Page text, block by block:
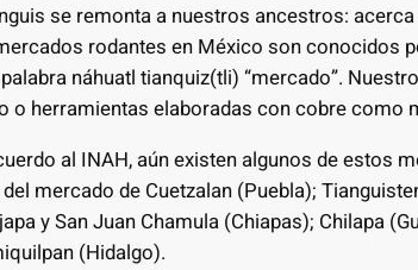
se remonta a nuestros ancestros:
rodantes en México son conocidos
náhuatl tianquiz(tli) “mercado”.
o herramientas elaboradas con cobre como
al INAH, aún existen algunos de estos
mercado de Cuetzalan (Puebla);
y San Juan Chamula (Chiapas); Chilapa
(Hidalgo).